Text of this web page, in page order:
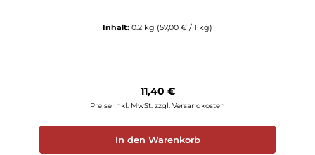
Inhalt: 0.2 kg (57,00 € / 1 kg)
Regulärer Preis:
11,40 €
Preise inkl. MwSt. zzgl. Versandkosten
In den Warenkorb